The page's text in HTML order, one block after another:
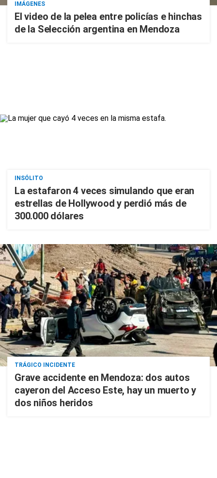
IMÁGENES
El video de la pelea entre policías e hinchas
de la Selección argentina en Mendoza
INSÓLITO
La estafaron 4 veces simulando que eran
estrellas de Hollywood y perdió más de
300.000 dólares
TRÁGICO INCIDENTE
Grave accidente en Mendoza: dos autos
cayeron del Acceso Este, hay un muerto y
dos niños heridos